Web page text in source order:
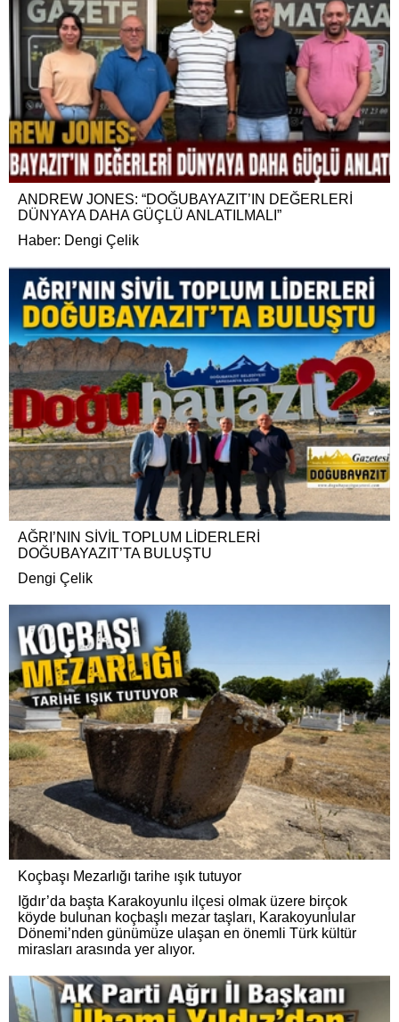
ANDREW JONES: “DOĞUBAYAZIT’IN DEĞERLERİ
DÜNYAYA DAHA GÜÇLÜ ANLATILMALI”
Haber: Dengi Çelik
AĞRI’NIN SİVİL TOPLUM LİDERLERİ
DOĞUBAYAZIT’TA BULUŞTU
Dengi Çelik
Koçbaşı Mezarlığı tarihe ışık tutuyor
Iğdır’da başta Karakoyunlu ilçesi olmak üzere birçok
köyde bulunan koçbaşlı mezar taşları, Karakoyunlular
Dönemi’nden günümüze ulaşan en önemli Türk kültür
mirasları arasında yer alıyor.